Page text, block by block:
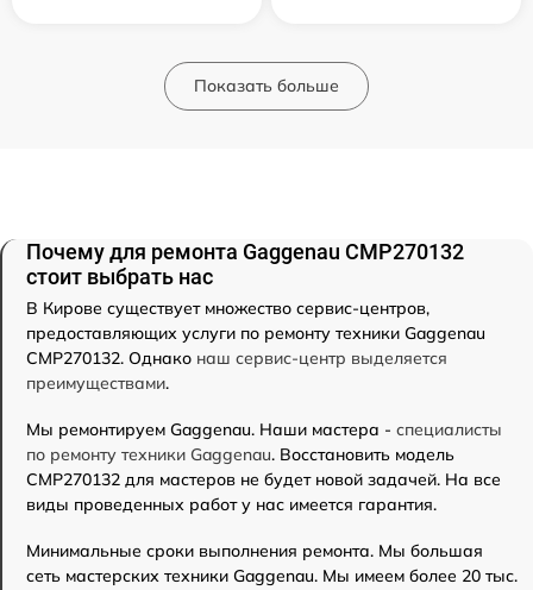
Показать больше
Почему для ремонта Gaggenau CMP270132
стоит выбрать нас
В Кирове существует множество сервис-центров,
предоставляющих услуги по ремонту техники Gaggenau
CMP270132. Однако наш сервис-центр выделяется
преимуществами.
Мы ремонтируем Gaggenau. Наши мастера - специалисты
по ремонту техники Gaggenau. Восстановить модель
CMP270132 для мастеров не будет новой задачей. На все
виды проведенных работ у нас имеется гарантия.
Минимальные сроки выполнения ремонта. Мы большая
сеть мастерских техники Gaggenau. Мы имеем более 20 тыс.